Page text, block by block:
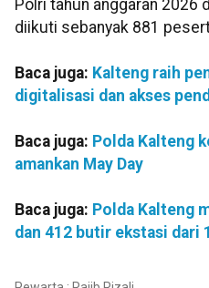
Polri tahun anggaran 2026
diikuti sebanyak 881
Baca juga: Kalteng raih
digitalisasi dan akses
Baca juga: Polda Kalteng
amankan May Day
Baca juga: Polda Kalteng
dan 412 butir ekstasi dari